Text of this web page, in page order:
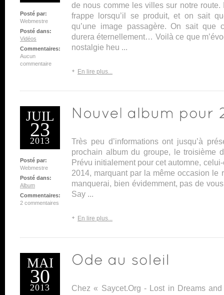
Posté par:
Webmestre
Posté dans:
Vidéos
Commentaires:
Aucun
commentaire
de nous comme les villes sur notre
frappe lorsqu’il se produit, et on sait
qu’une image passagère. On sait que
durera éternellement… Voilà ce que
nostalgie heu ...
En lire plus...
JUIL
23
2013
Posté par:
Webmestre
Posté dans:
Album
Commentaires:
2 commentaires
Très peu d’informations ont jusqu’à
prochain album du groupe, le troisième
Prévu initialement pour cet automne,
2014, marquant par la même occasion le
manquerai, bien évidemment, pas de
Say ...
En lire plus...
MAI
30
2013
Chez « Saycet.Org - Lost in Dreams